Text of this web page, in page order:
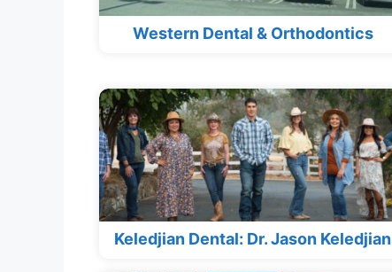
Western Dental & Orthodontics
Keledjian Dental: Dr. Jason Keledjian